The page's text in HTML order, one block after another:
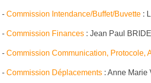
- Commission Intendance/Buffet/Buvette :
- Commission Finances : Jean Paul BRIDE
- Commission Communication, Protocole,
- Commission Déplacements : Anne Marie